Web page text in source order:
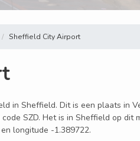
Sheffield City Airport
in Sheffield. Dit is een plaats in
SZD. Het is in Sheffield op dit
longitude -1.389722.